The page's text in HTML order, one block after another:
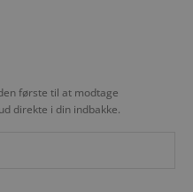
første til at modtage
direkte i din indbakke.